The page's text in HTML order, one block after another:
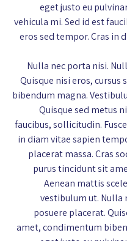
eget justo eu
vehicula mi. Sed id est
eros sed tempor. Cras in
Nulla nec porta nisi.
Quisque nisi eros,
bibendum magna.
Quisque sed metus
faucibus, sollicitudin.
in diam vitae sapien
placerat massa. Cras
purus tincidunt sit
Aenean mattis
vestibulum ut. Nulla
posuere placerat.
amet, condimentum